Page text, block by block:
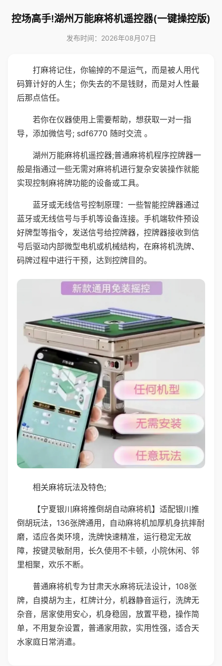
控场高手!湖州万能麻将机遥控器(一键操控版)
发布时间：2026年08月07日
打麻将记住，你输掉的不是运气，而是被人用代
码算计好的人生；你失去的不是钱财，而是对人性最
后那点信任。
若你在仪器使用上需要帮助，想获取一对一指
导，添加微信号; sdf6770 随时交流 。
湖州万能麻将机遥控器;普通麻将机程序控牌器一
般是指通过一些无需对麻将机进行复杂安装操作就能
实现控制麻将牌功能的设备或工具。
蓝牙或无线信号控制原理：一些智能控牌器通过
蓝牙或无线信号与手机等设备连接。手机端软件预设
好牌型等指令，发送信号给控牌器，控牌器接收到信
号后驱动内部微型电机或机械结构，在麻将机洗牌、
码牌过程中进行干预，达到控牌目的。
相关麻将玩法及特色;
【宁夏银川麻将推倒胡自动麻将机】适配银川推
倒胡玩法，136张牌通用，自动麻将机加厚机身抗摔耐
磨，适应各类环境，洗牌快速精准，运行稳定无故
障，按键灵敏耐用，长久使用不卡顿，小院休闲、邻
里相聚，欢乐不断。
普通麻将机专为甘肃天水麻将玩法设计，108张
牌，自摸胡为主，杠牌计分，机器静音运行，洗牌无
杂音，居家使用安心，机身稳固，放置平稳，操作简
单，不用复杂设置，普通家用款，实用性强，适合天
水家庭日常消遣。